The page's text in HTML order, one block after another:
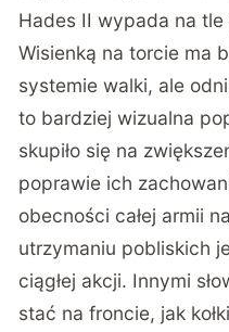
Hades II wypada na tle
Wisienką na torcie ma
systemie walki, ale
to bardziej wizualna
skupiło się na
poprawie ich
obecności całej armii
utrzymaniu pobliskich
ciągłej akcji. Innymi
stać na froncie, jak